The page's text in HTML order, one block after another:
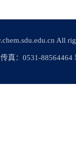
All
真：0531-